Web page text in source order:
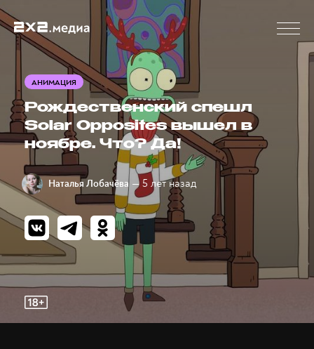
АНИМАЦИЯ
Рождественский спешл
Solar Opposites вышел в
ноябре. Что? Да!
Наталья Лобачёва — 5 лет назад